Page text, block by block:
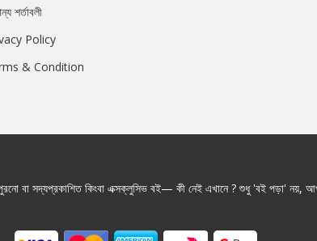
শর্তাবলী
Policy
& Condition
বা সদ্যপ্রকাশিত কিংবা এক্সক্লুসিভ বই— কী নেই এখানে ? শুধু 'বই পড়া' নয়,